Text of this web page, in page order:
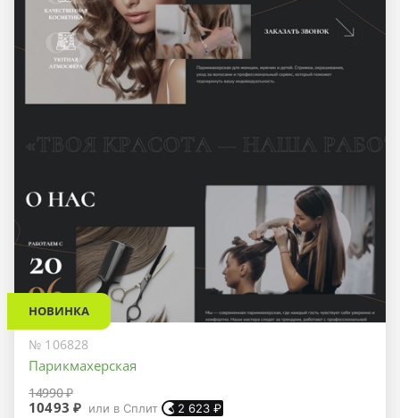
НОВИНКА
№ 106828
Парикмахерская
14990 ₽
10493 ₽ или в Сплит 2 623 ₽